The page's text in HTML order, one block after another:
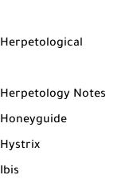
Herpetological
Herpetology Notes
Honeyguide
Hystrix
Ibis